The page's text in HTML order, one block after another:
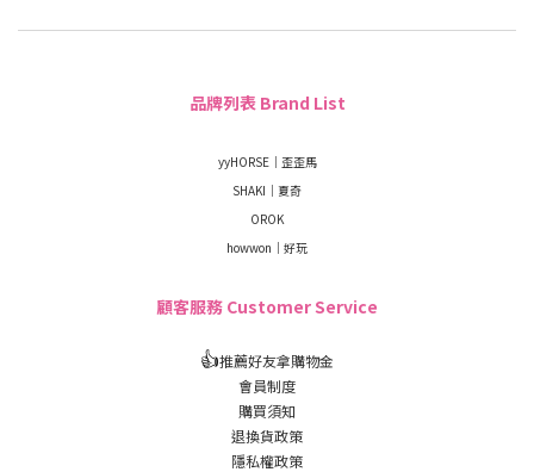
品牌列表 Brand List
yyHORSE｜歪歪馬
SHAKI｜夏奇
OROK
howwon｜好玩
顧客服務 Customer Service
👍推薦好友拿購物金
會員制度
購買須知
退換貨政策
隱私權政策